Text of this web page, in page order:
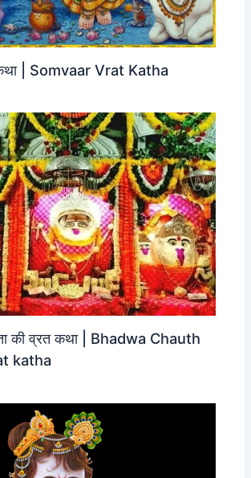
कथा | Somvaar Vrat Katha
की व्रत कथा | Bhadwa Chauth
katha